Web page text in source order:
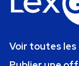
Voir toutes